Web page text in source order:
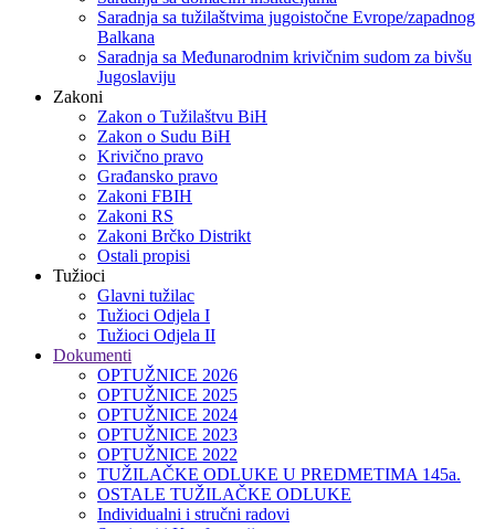
Saradnja sa tužilaštvima jugoistočne Evrope/zapadnog
Balkana
Saradnja sa Međunarodnim krivičnim sudom za bivšu
Jugoslaviju
Zakoni
Zakon o Тužilaštvu BiH
Zakon o Sudu BiH
Krivično pravo
Građansko pravo
Zakoni FBIH
Zakoni RS
Zakoni Brčko Distrikt
Ostali propisi
Tužioci
Glavni tužilac
Tužioci Odjela I
Tužioci Odjela II
Dokumenti
OPTUŽNICE 2026
OPTUŽNICE 2025
OPTUŽNICE 2024
OPTUŽNICE 2023
OPTUŽNICE 2022
TUŽILAČKE ODLUKE U PREDMETIMA 145a.
OSTALE TUŽILAČKE ODLUKE
Individualni i stručni radovi